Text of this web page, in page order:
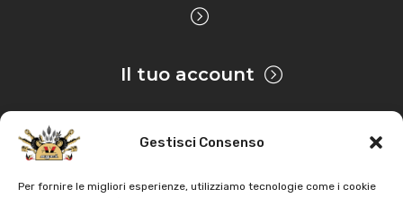
Gestisci Consenso
Per fornire le migliori esperienze, utilizziamo tecnologie come i cookie
Il tuo account
Privacy & Cookie